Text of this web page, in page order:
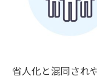
省人化と混同され